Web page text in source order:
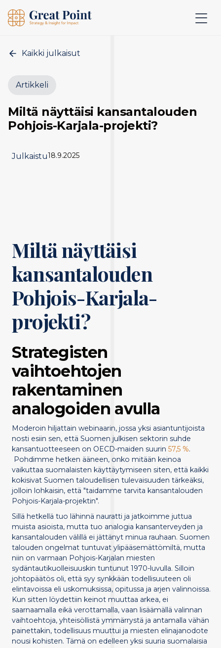
Kaikki julkaisut
Artikkeli
Miltä näyttäisi kansantalouden
Pohjois-Karjala-projekti?
Julkaistu18.9.2025
Miltä näyttäisi
kansantalouden
Pohjois-Karjala-
projekti?
Strategisten
vaihtoehtojen
rakentaminen
analogoiden avulla
Moderoin hiljattain webinaarin, jossa yksi asiantuntijoista
nosti esiin sen, että Suomen julkisen sektorin suhde
kansantuotteeseen on OECD-maiden suurin 57,5 %.
Pohdimme hetken ääneen, onko mitään keinoa
vaikuttaa suomalaisten käyttäytymiseen siten, että kaikki
kokisivat Suomen taloudellisen tulevaisuuden tärkeäksi,
jolloin lohkaisin, että "taidamme tarvita kansantalouden
Pohjois-Karjala-projektin".
Sillä hetkellä tuo lähinnä nauratti ja jatkoimme juttua
muista asioista, mutta tuo analogia kansanterveyden ja
kansantalouden välillä ei jättänyt minua rauhaan. Suomen
talouden ongelmat tuntuvat ylipääsemättömiltä, mutta
niin on varmaan Pohjois-Karjalan miesten
sydäntautikuolleisuuskin tuntunut 1970-luvulla. Silloin
johtopäätös oli, että syy synkkään todellisuuteen oli
elintavoissa eli uskomuksissa, opitussa ja arjen valinnoissa.
Kun sitten löydettiin keinot muuttaa arkea, ei
saarnaamalla eikä verottamalla, vaan lisäämällä valinnan
vaihtoehtoja, yhteisöllistä ymmärrystä ja antamalla vähän
painettakin, todellisuus muuttui ja miesten elinajanodote
nousi kohisten. Tämä on edelleen yksi suuria suomalaisia